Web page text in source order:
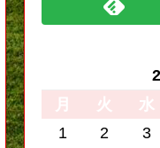
月
火 水
1
2 3